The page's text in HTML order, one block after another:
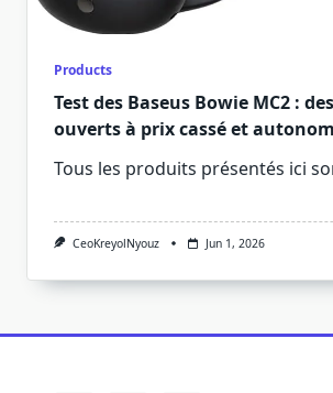
Products
Test des Baseus Bowie MC2 :
ouverts à prix cassé et
Tous les produits présentés ici
CeoKreyolNyouz Jun 1, 2026